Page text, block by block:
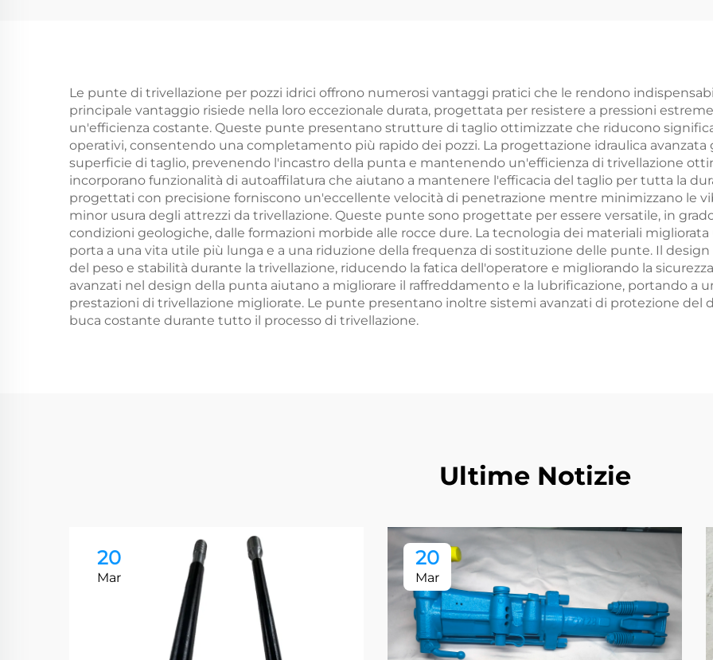
Le punte di trivellazione per pozzi idrici offrono numerosi vantaggi pratici che le rendono
principale vantaggio risiede nella loro eccezionale durata, progettata per resistere a pressioni
un'efficienza costante. Queste punte presentano strutture di taglio ottimizzate che riducono
operativi, consentendo una completamento più rapido dei pozzi. La progettazione idraulica avanzata
superficie di taglio, prevenendo l'incastro della punta e mantenendo un'efficienza di trivellazione
incorporano funzionalità di autoaffilatura che aiutano a mantenere l'efficacia del taglio per tutta la
progettati con precisione forniscono un'eccellente velocità di penetrazione mentre minimizzano le
minor usura degli attrezzi da trivellazione. Queste punte sono progettate per essere versatile, in
condizioni geologiche, dalle formazioni morbide alle rocce dure. La tecnologia dei materiali
porta a una vita utile più lunga e a una riduzione della frequenza di sostituzione delle punte. Il
del peso e stabilità durante la trivellazione, riducendo la fatica dell'operatore e migliorando la
avanzati nel design della punta aiutano a migliorare il raffreddamento e la lubrificazione, portando a
prestazioni di trivellazione migliorate. Le punte presentano inoltre sistemi avanzati di protezione del
buca costante durante tutto il processo di trivellazione.
Ultime Notizie
20
Mar
20
Mar